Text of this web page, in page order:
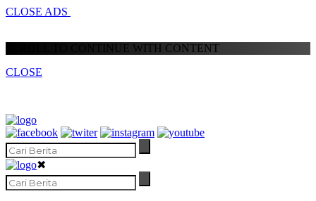
CLOSE ADS
SCROLL TO CONTINUE WITH CONTENT
CLOSE
✖